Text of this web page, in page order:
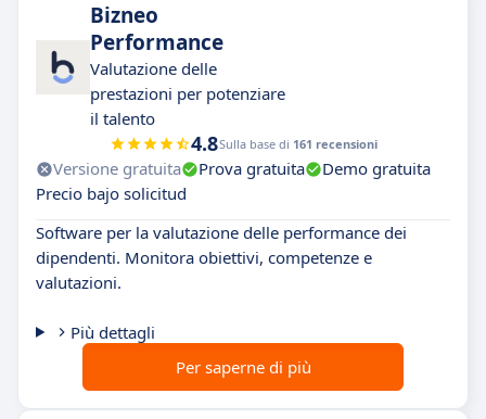
Bizneo
Performance
Valutazione delle
prestazioni per potenziare
il talento
4.8Sulla base di 161 recensioni
Versione gratuita Prova gratuita
Demo gratuita
Precio bajo solicitud
Software per la valutazione delle performance dei
dipendenti. Monitora obiettivi, competenze e
valutazioni.
Più dettagli
Per saperne di più